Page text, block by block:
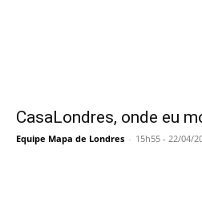
CasaLondres, onde eu
Equipe Mapa de Londres - 15h55 - 22/04/